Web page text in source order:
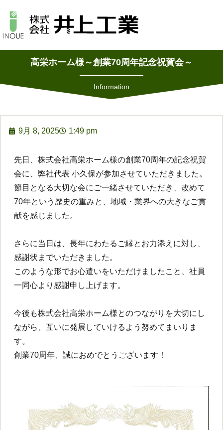
高栄ホーム様～創業70周年記念祝賀会～
Information
9月 8, 2025 1:49 pm
先日、株式会社高栄ホーム様の創業70周年の記念祝賀
会に、弊社代表 小久保が参加させていただきました。
節目となる大切な会にご一緒させていただき、改めて
70年という歴史の重みと、地域・業界への大きなご貢
献を感じました。
さらに当日は、長年にわたるご縁とお力添えに対し、
感謝状までいただきました。
このような形でお心遣いをいただけましたこと、社員
一同心より感謝申し上げます。
今後も株式会社高栄ホーム様とのつながりを大切にし
ながら、互いに発展していけるよう努めてまいりま
す。
創業70周年、誠におめでとうございます！